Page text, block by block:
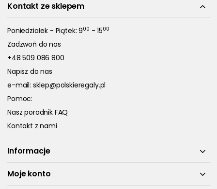
Kontakt ze sklepem
Poniedziałek - Piątek: 900 - 1500
Zadzwoń do nas
+48 509 086 800
Napisz do nas
e-mail: sklep@polskieregaly.pl
Pomoc:
Nasz poradnik FAQ
Kontakt z nami
Informacje
Moje konto